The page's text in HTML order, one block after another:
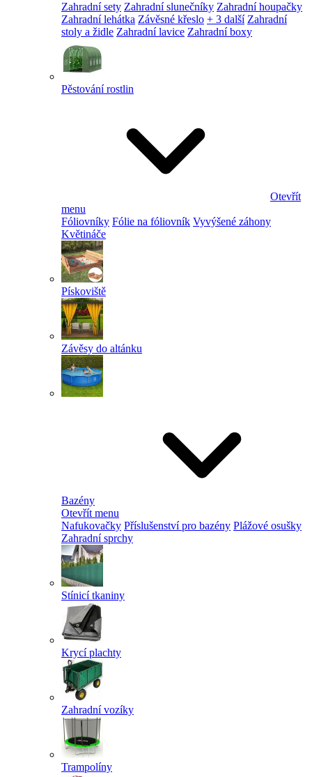
Zahradní sety Zahradní slunečníky Zahradní houpačky
Zahradní lehátka Závěsné křeslo + 3 další Zahradní
stoly a židle Zahradní lavice Zahradní boxy
Pěstování rostlin
Otevřít
menu
Fóliovníky Fólie na fóliovník Vyvýšené záhony
Květináče
Pískoviště
Závěsy do altánku
Bazény
Otevřít menu
Nafukovačky Příslušenství pro bazény Plážové osušky
Zahradní sprchy
Stínicí tkaniny
Krycí plachty
Zahradní vozíky
Trampolíny